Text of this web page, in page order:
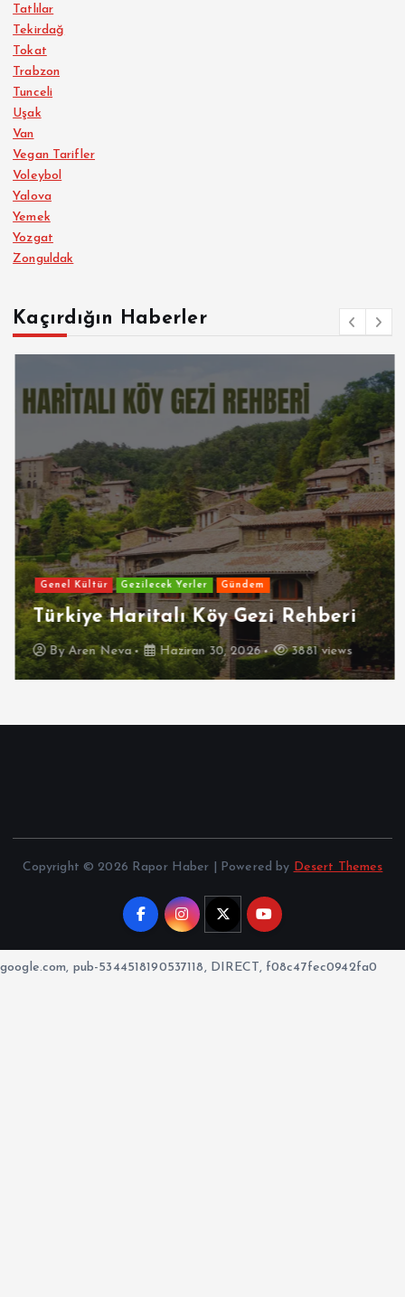
Tatlılar
Tekirdağ
Tokat
Trabzon
Tunceli
Uşak
Van
Vegan Tarifler
Voleybol
Yalova
Yemek
Yozgat
Zonguldak
Kaçırdığın Haberler
Genel Kültür Gezilecek Yerler Gündem
Türkiye Haritalı Köy Gezi Rehberi
ByAren Neva Haziran 30, 2026 3881 views
Copyright © 2026 Rapor Haber | Powered by Desert Themes
google.com, pub-5344518190537118, DIRECT, f08c47fec0942fa0